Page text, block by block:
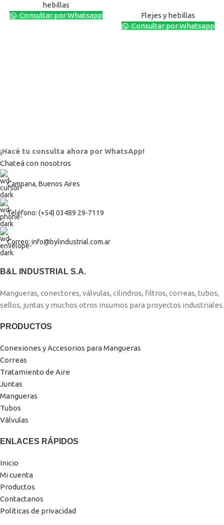
hebillas
Consultar por Whatsapp
Flejes y hebillas
Consultar por Whatsapp
¡Hacé tu consulta ahora por WhatsApp!
Chateá con nosotros
Campana, Buenos Aires
Teléfono: (+54) 03489 29-7119
Correo: info@bylindustrial.com.ar
B&L INDUSTRIAL S.A.
Mangueras, conectores, válvulas, cilindros, filtros, correas, tubos,
sellos, juntas y muchos otros insumos para proyectos industriales.
PRODUCTOS
Conexiones y Accesorios para Mangueras
Correas
Tratamiento de Aire
Juntas
Mangueras
Tubos
Válvulas
ENLACES RÁPIDOS
Inicio
Mi cuenta
Productos
Contactanos
Políticas de privacidad